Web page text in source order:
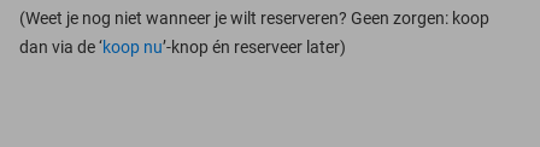
(Weet je nog niet wanneer je wilt reserveren? Geen zorgen: koop
dan via de ‘koop nu’-knop én reserveer later)